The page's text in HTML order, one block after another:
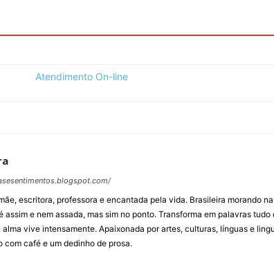
escritora, professora e encantada pela vida. Brasileira morando na
assim e nem assada, mas sim no ponto. Transforma em palavras tudo
vive intensamente. Apaixonada por artes, culturas, línguas e
com café e um dedinho de prosa.